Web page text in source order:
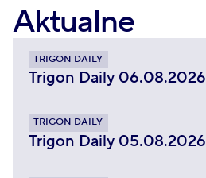
Aktualne
TRIGON DAILY
Trigon Daily 06.08.2026
TRIGON DAILY
Trigon Daily 05.08.2026